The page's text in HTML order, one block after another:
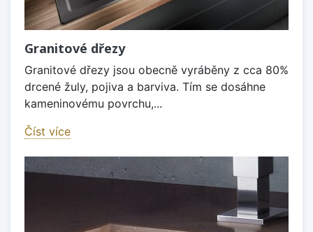
Granitové dřezy
Granitové dřezy jsou obecně vyráběny z cca 80%
drcené žuly, pojiva a barviva. Tím se dosáhne
kameninovému povrchu,...
Číst více